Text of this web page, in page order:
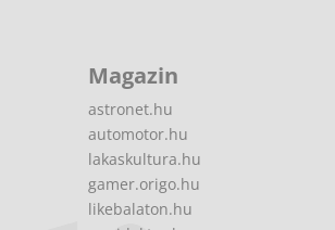
Magazin
astronet.hu
automotor.hu
lakaskultura.hu
gamer.origo.hu
likebalaton.hu